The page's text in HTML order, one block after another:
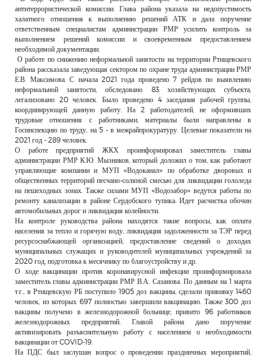
антитеррористической комиссии. Глава района указала на недопустимость
халатного отношения к выполнению решений АТК и дала поручение
ответственным специалистам администрации РМР усилить контроль за
выполнением решений комиссии и своевременным предоставлением
необходимой документации.
О работе по снижению неформальной занятости на территории Ртищевского
района рассказала заведующая сектором по охране труда администрации РМР
Е.В. Максимова. С начала 2021 года проведено 7 рейдов по выявлению
неформальной занятости, обследовано 83 хозяйствующих субъекта,
легализовано 20 человек. Было проведено 4 заседания рабочей группы,
координирующей данную работу. На 2 работодателей, не оформивших
трудовые отношения с работниками, материалы были направлены в
Госинспекцию по труду, на 5 - в межрайпрокуратуру. Целевые показатели на
2021 год - 289 человек.
О работе предприятий ЖКХ проинформировал заместитель главы
администрации РМР К.Ю. Мызников, который доложил о том, как работают
управляющие компании и МУП «Водоканал» по обработке дворовых и
общественных территорий песчано-соляной смесью для ликвидации гололеда
на пешеходных зонах. Также силами МУП «Водозабор» ведутся работы по
ремонту канализации в районе Сердобского тупика. Идет расчистка обочин
автомобильных дорог и ликвидация колейности.
На контроле руководства района находятся такие вопросы, как оплата
населения за тепло и горячую воду, ликвидация задолженности за ТЭР перед
ресурсоснабжающей организацией, предоставление сведений о доходах
муниципальных служащих и руководителей муниципальных учреждений за
2020 год, подготовка к месячнику по благоустройству и др.
О ходе вакцинации против коронавирусной инфекции проинформировала
заместитель главы администрации РМР В.А. Сазанова. По данным на 1 марта
т.г., в Ртищевскую РБ поступило 1905 доз вакцины, сделали прививку 1460
человек, из которых 697 полностью завершили вакцинацию. Также 300 доз
вакцины получено в железнодорожной больнице, привито 96 работников
железнодорожных предприятий. Главой района дано поручение
активизировать разъяснительную работу с населением о необходимости
вакцинации от COVID-19.
На ПДС был заслушан вопрос о проведении праздничных мероприятий,